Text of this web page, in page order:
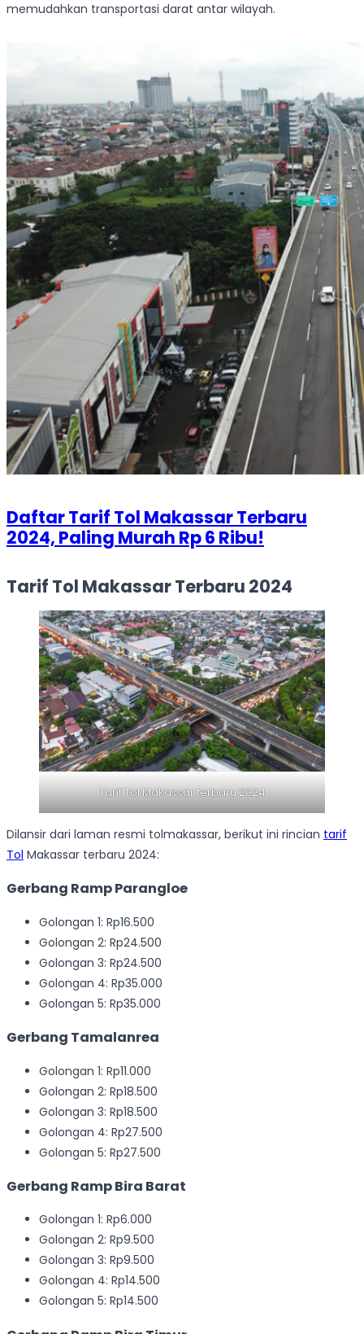
memudahkan transportasi darat antar wilayah.
Daftar Tarif Tol Makassar Terbaru
2024, Paling Murah Rp 6 Ribu!
Tarif Tol Makassar Terbaru 2024
Tarif Tol Makassar terbaru 2024
Dilansir dari laman resmi tolmakassar, berikut ini rincian tarif
Tol Makassar terbaru 2024:
Gerbang Ramp Parangloe
Golongan 1: Rp16.500
Golongan 2: Rp24.500
Golongan 3: Rp24.500
Golongan 4: Rp35.000
Golongan 5: Rp35.000
Gerbang Tamalanrea
Golongan 1: Rp11.000
Golongan 2: Rp18.500
Golongan 3: Rp18.500
Golongan 4: Rp27.500
Golongan 5: Rp27.500
Gerbang Ramp Bira Barat
Golongan 1: Rp6.000
Golongan 2: Rp9.500
Golongan 3: Rp9.500
Golongan 4: Rp14.500
Golongan 5: Rp14.500